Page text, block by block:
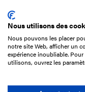
15 Boulevard de
75017 Paris
01 49 10 20 29
Nous utilisons des
Nous pouvons les placer
notre site Web, afficher un
expérience inoubliable.
utilisons, ouvrez les